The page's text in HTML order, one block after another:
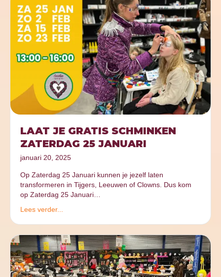
LAAT JE GRATIS SCHMINKEN
ZATERDAG 25 JANUARI
januari 20, 2025
Op Zaterdag 25 Januari kunnen je jezelf laten
transformeren in Tijgers, Leeuwen of Clowns. Dus kom
op Zaterdag 25 Januari…
Lees verder...